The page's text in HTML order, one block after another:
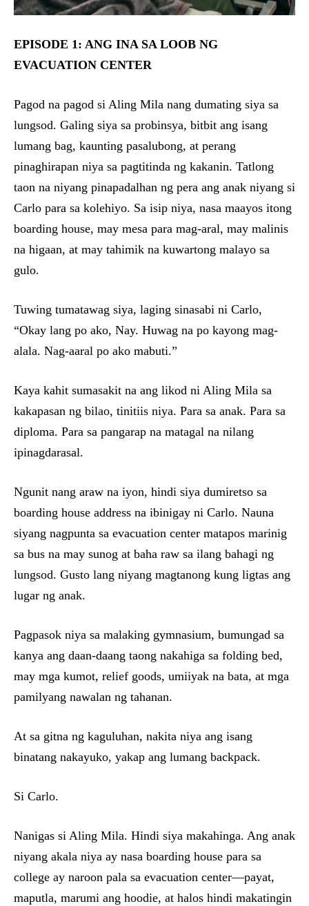
EPISODE 1: ANG INA SA LOOB NG
EVACUATION CENTER
Pagod na pagod si Aling Mila nang dumating siya sa
lungsod. Galing siya sa probinsya, bitbit ang isang
lumang bag, kaunting pasalubong, at perang
pinaghirapan niya sa pagtitinda ng kakanin. Tatlong
taon na niyang pinapadalhan ng pera ang anak niyang si
Carlo para sa kolehiyo. Sa isip niya, nasa maayos itong
boarding house, may mesa para mag-aral, may malinis
na higaan, at may tahimik na kuwartong malayo sa
gulo.
Tuwing tumatawag siya, laging sinasabi ni Carlo,
“Okay lang po ako, Nay. Huwag na po kayong mag-
alala. Nag-aaral po ako mabuti.”
Kaya kahit sumasakit na ang likod ni Aling Mila sa
kakapasan ng bilao, tinitiis niya. Para sa anak. Para sa
diploma. Para sa pangarap na matagal na nilang
ipinagdarasal.
Ngunit nang araw na iyon, hindi siya dumiretso sa
boarding house address na ibinigay ni Carlo. Nauna
siyang nagpunta sa evacuation center matapos marinig
sa bus na may sunog at baha raw sa ilang bahagi ng
lungsod. Gusto lang niyang magtanong kung ligtas ang
lugar ng anak.
Pagpasok niya sa malaking gymnasium, bumungad sa
kanya ang daan-daang taong nakahiga sa folding bed,
may mga kumot, relief goods, umiiyak na bata, at mga
pamilyang nawalan ng tahanan.
At sa gitna ng kaguluhan, nakita niya ang isang
binatang nakayuko, yakap ang lumang backpack.
Si Carlo.
Nanigas si Aling Mila. Hindi siya makahinga. Ang anak
niyang akala niya ay nasa boarding house para sa
college ay naroon pala sa evacuation center—payat,
maputla, marumi ang hoodie, at halos hindi makatingin